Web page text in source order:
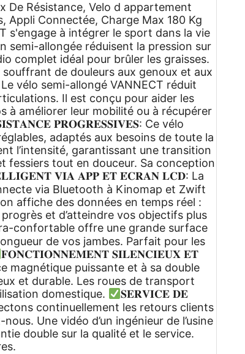
De Résistance, Velo d appartement
Appli Connectée, Charge Max 180 Kg
à intégrer le sport dans la vie
semi-allongée réduisent la pression sur
complet idéal pour brûler les graisses.
de douleurs aux genoux et aux
semi-allongé VANNECT réduit
Il est conçu pour aider les
à améliorer leur mobilité ou à récupérer
𝐏𝐑𝐎𝐆𝐑𝐄𝐒𝐒𝐈𝐕𝐄𝐒: Ce vélo
adaptés aux besoins de toute la
l’intensité, garantissant une transition
fessiers tout en douceur. Sa conception
𝐕𝐈𝐀 𝐀𝐏𝐏 𝐄𝐓 𝐄́𝐂𝐑𝐀𝐍 𝐋𝐂𝐃: La
via Bluetooth à Kinomap et Zwift
affiche des données en temps réel :
et d’atteindre vos objectifs plus
confortable offre une grande surface
de vos jambes. Parfait pour les
𝐅𝐎𝐍𝐂𝐓𝐈𝐎𝐍𝐍𝐄𝐌𝐄𝐍𝐓 𝐒𝐈𝐋𝐄𝐍𝐂𝐈𝐄𝐔𝐗 𝐄𝐓
puissante et à sa double
et durable. Les roues de transport
domestique.
𝐒𝐄𝐑𝐕𝐈𝐂𝐄 𝐃𝐄
continuellement les retours clients
Une vidéo d’un ingénieur de l’usine
double sur la qualité et le service.